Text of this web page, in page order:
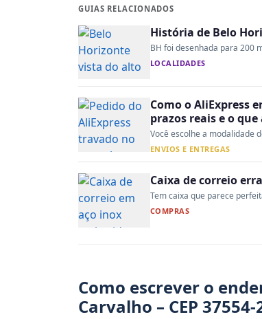
GUIAS RELACIONADOS
História de Belo
BH foi desenhada para 200
LOCALIDADES
Como o AliExpress
prazos reais e o
Você escolhe a modalidade
ENVIOS E ENTREGAS
Caixa de correio
Tem caixa que parece
COMPRAS
Como escrever o
Carvalho – CEP 37554-